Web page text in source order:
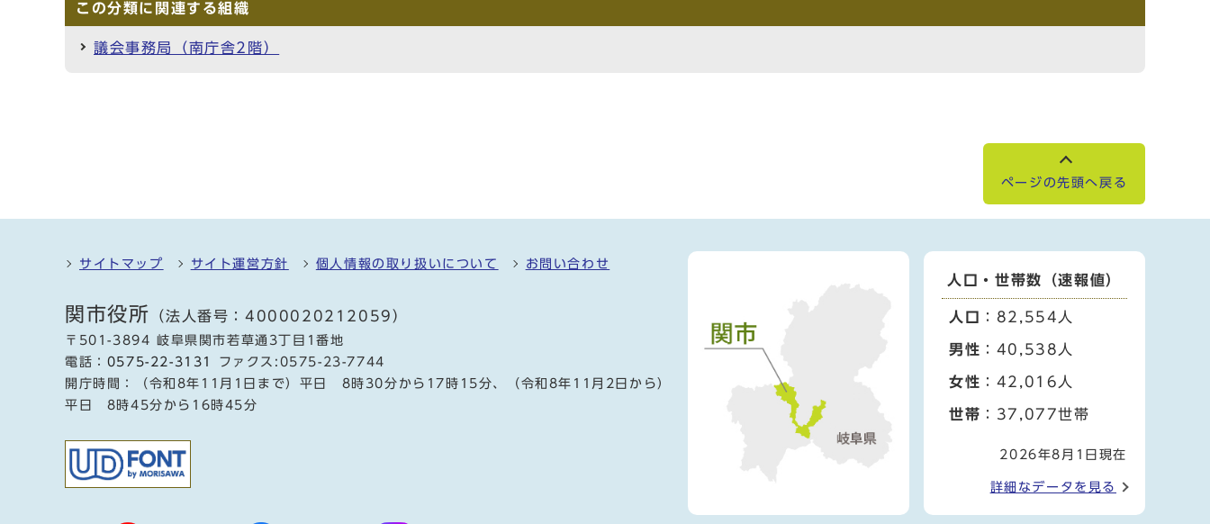
この分類に関連する組織
議会事務局（南庁舎2階）
ページの先頭へ戻る
サイトマップ サイト運営方針 個人情報の取り扱いについて お問い合わせ
関市役所 （法人番号：4000020212059）
〒501-3894 岐阜県関市若草通3丁目1番地
電話： 0575-22-3131
ファクス:0575-23-7744
開庁時間：（令和8年11月1日まで）平日 8時30分から17時15分、（令和8年11月2日から）
平日 8時45分から16時45分
人口・世帯数（速報値）
人口 ：82,554人
男性 ：40,538人
女性 ：42,016人
世帯 ：37,077世帯
2026年8月1日現在
詳細なデータを見る